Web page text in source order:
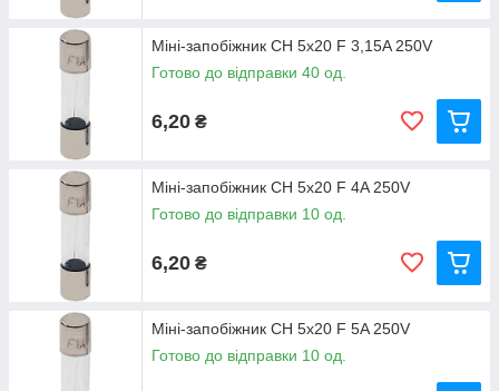
Міні-запобіжник CH 5x20 F 3,15A 250V
Готово до відправки 40 од.
6,20 ₴
Міні-запобіжник CH 5x20 F 4A 250V
Готово до відправки 10 од.
6,20 ₴
Міні-запобіжник CH 5x20 F 5A 250V
Готово до відправки 10 од.